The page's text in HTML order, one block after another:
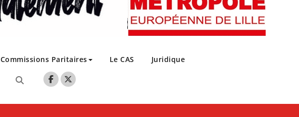
Commissions Paritaires Le CAS Juridique